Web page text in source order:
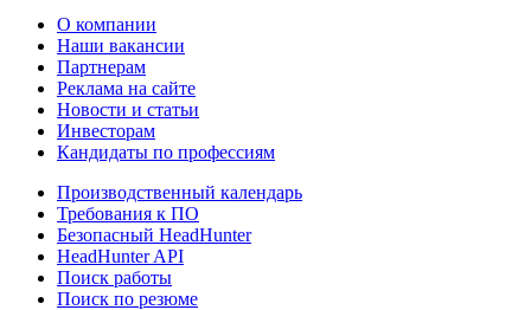
О компании
Наши вакансии
Партнерам
Реклама на сайте
Новости и статьи
Инвесторам
Кандидаты по профессиям
Производственный календарь
Требования к ПО
Безопасный HeadHunter
HeadHunter API
Поиск работы
Поиск по резюме